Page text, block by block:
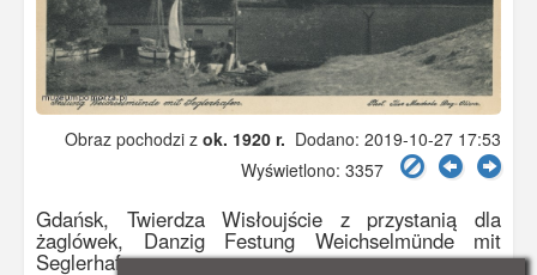
Obraz pochodzi z ok. 1920 r. Dodano: 2019-10-27 17:53
Wyświetlono: 3357
Gdańsk, Twierdza Wisłoujście z przystanią dla
żaglówek, Danzig Festung Weichselmünde mit
Seglerhafen